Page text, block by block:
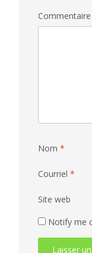
Commentaire
Nom *
Courriel *
Site web
Notify me